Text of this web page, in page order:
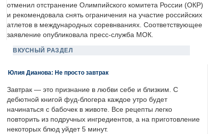
отменил отстранение Олимпийского комитета России (ОКР)
и рекомендовала снять ограничения на участие российских
атлетов в международных соревнваниях. Соответствующее
заявление опубликовала пресс-служба МОК.
ВКУСНЫЙ РАЗДЕЛ
Юлия Дианова: Не просто завтрак
Завтрак — это признание в любви себе и близким. С
дебютной книгой фуд-блогера каждое утро будет
начинаться с бабочек в животе. Все рецепты легко
повторить из подручных ингредиентов, а на приготовление
некоторых блюд уйдет 5 минут.